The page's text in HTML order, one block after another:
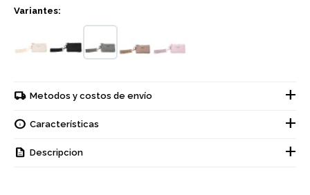
Variantes:
Metodos y costos de envío
Características
Descripcion